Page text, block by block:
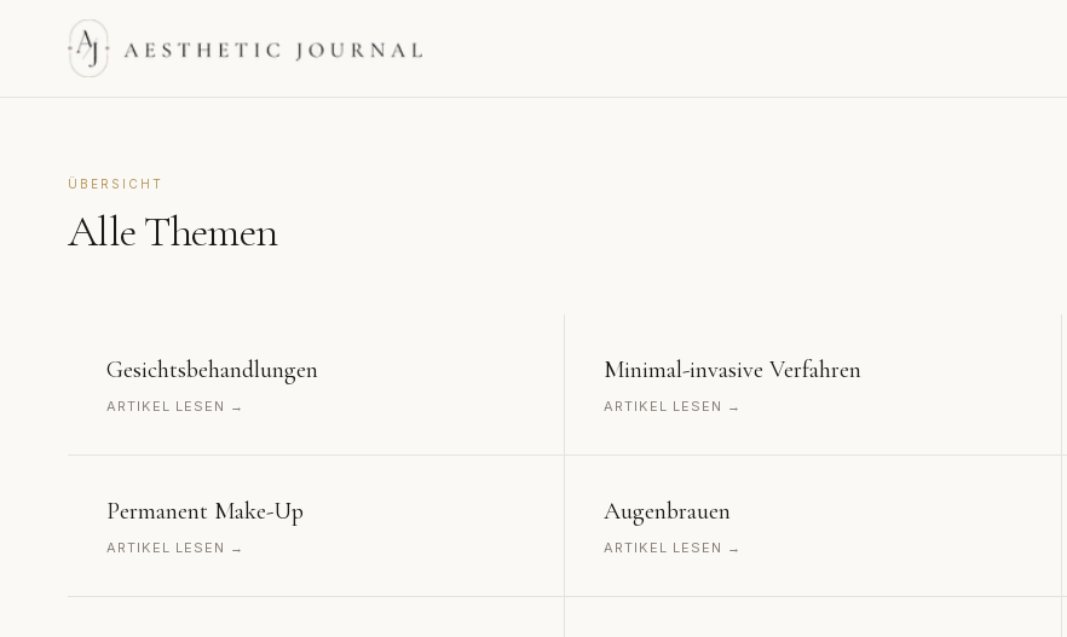
ÜBERSICHT
Alle Themen
Gesichtsbehandlungen
ARTIKEL LESEN →
Minimal-invasive Verfahren
ARTIKEL LESEN →
Permanent Make-Up
ARTIKEL LESEN →
Augenbrauen
ARTIKEL LESEN →